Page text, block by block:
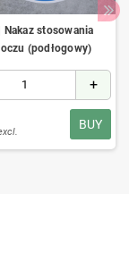
stosowania
(podłogowy)
+
BUY